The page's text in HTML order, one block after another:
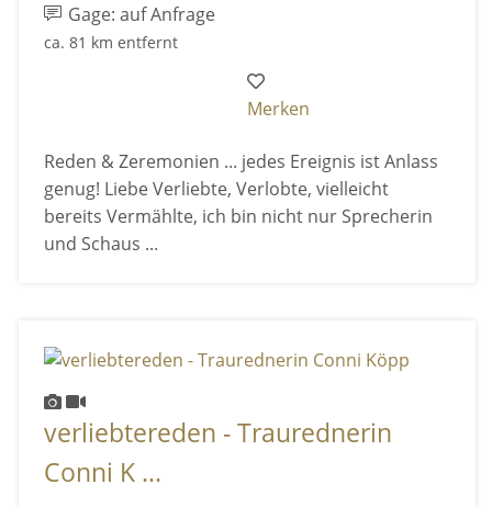
Gage: auf Anfrage
ca. 81 km entfernt
Merken
Reden & Zeremonien ... jedes Ereignis ist Anlass
genug! Liebe Verliebte, Verlobte, vielleicht
bereits Vermählte, ich bin nicht nur Sprecherin
und Schaus ...
verliebtereden - Traurednerin
Conni K ...